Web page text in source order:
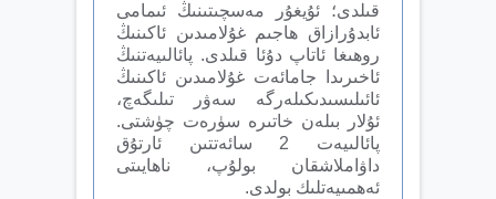
قىلدى؛ ئۇيغۇر مەسچىتىنىڭ ئىمامى
ئابدۇرازاق ھاجىم غۇلامىدىن ئاكىنىڭ
روھىغا ئاتاپ دۇئا قىلدى. پائالىيەتنىڭ
ئاخىرىدا جامائەت غۇلامىدىن ئاكىنىڭ
ئائىلىسىدىكىلەرگە سەۋر تىلىگەچ،
ئۇلار بىلەن خاتىرە سۈرەت چۈشتى.
پائالىيەت 2 سائەتتىن ئارتۇق
داۋاملاشقان بولۇپ، ناھايىتى
ئەھمىيەتلىك بولدى.